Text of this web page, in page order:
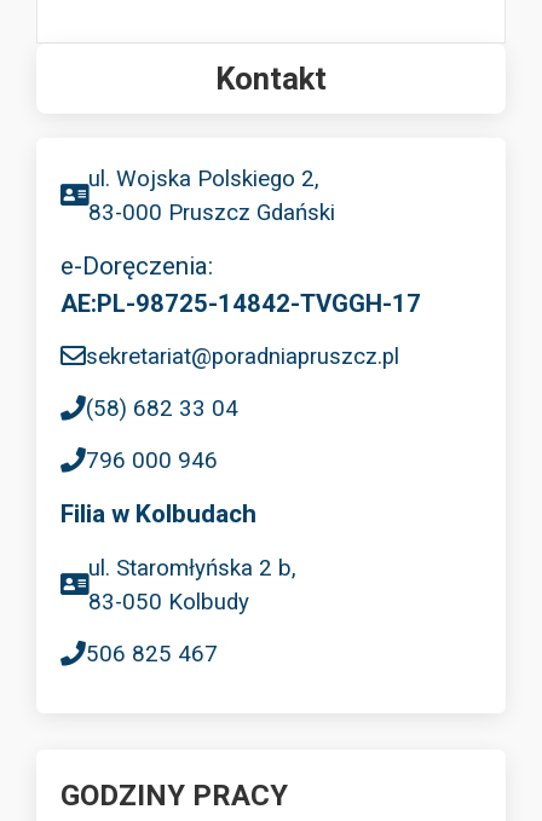
Kontakt
ul. Wojska Polskiego 2,
83-000 Pruszcz Gdański
e-Doręczenia:
AE:PL-98725-14842-TVGGH-17
sekretariat@poradniapruszcz.pl
(58) 682 33 04
796 000 946
Filia w Kolbudach
ul. Staromłyńska 2 b,
83-050 Kolbudy
506 825 467
GODZINY PRACY